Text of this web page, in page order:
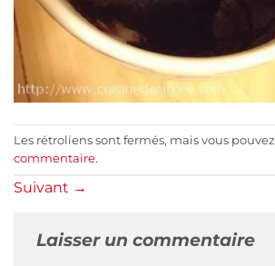
Les rétroliens sont fermés, mais vous pouvez
commentaire.
Suivant →
Laisser un commentaire